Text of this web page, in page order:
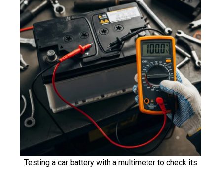
Testing a car battery with a multimeter to check its